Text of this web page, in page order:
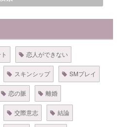
恋人ができない
スキンシップ SMプレイ
恋の脈 離婚
交際意志 結論